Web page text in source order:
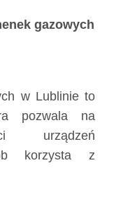
gazowych
w Lublinie to
pozwala na
urządzeń
korzysta z